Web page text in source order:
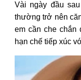
Vài ngày đầu
thường trở nên
em cần che chắn
hạn chế tiếp xúc